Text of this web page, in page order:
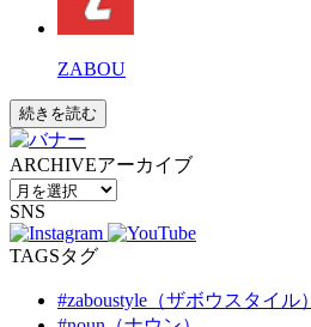
ZABOU
続きを読む
ARCHIVEアーカイブ
SNS
TAGSタグ
#zaboustyle（ザボウスタイル）